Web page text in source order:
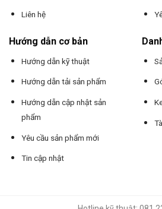
Liên hệ
Hướng dẫn cơ bản
Hướng dẫn kỹ thuật
Hướng dẫn tải sản phẩm
Hướng dẫn cập nhật sản
phẩm
Yêu cầu sản phẩm mới
Tin cập nhật